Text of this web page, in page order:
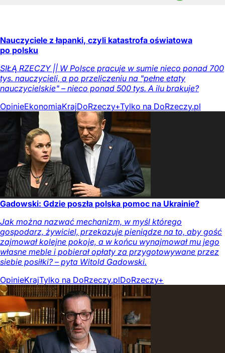
Nauczyciele z łapanki, czyli katastrofa oświatowa
po polsku
SIŁĄ RZECZY || W Polsce pracuje w sumie nieco ponad 700
tys. nauczycieli, a po przeliczeniu na "pełne etaty
nauczycielskie" – nieco ponad 500 tys. A ilu brakuje?
OpinieEkonomiaKrajDoRzeczy+Tylko na DoRzeczy.pl
Gadowski: Gdzie poszła polska pomoc na Ukrainie?
Jak można nazwać mechanizm, w myśl którego
gospodarz, żywiciel, przekazuje pieniądze na to, aby gość
zajmował kolejne pokoje, a w końcu wynajmował mu jego
własne meble i pobierał opłaty za przygotowywane przez
siebie posiłki? – pyta Witold Gadowski.
OpinieKrajTylko na DoRzeczy.plDoRzeczy+